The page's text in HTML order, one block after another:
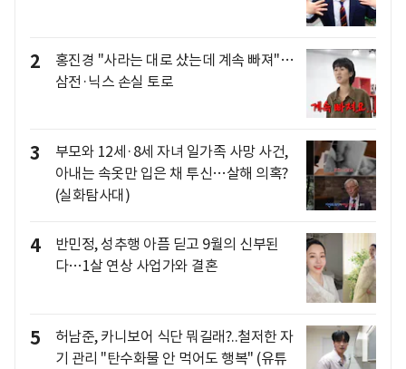
2
홍진경 "사라는 대로 샀는데 계속 빠져"…
삼전·닉스 손실 토로
3
부모와 12세·8세 자녀 일가족 사망 사건,
아내는 속옷만 입은 채 투신…살해 의혹?
(실화탐사대)
4
반민정, 성추행 아픔 딛고 9월의 신부된
다…1살 연상 사업가와 결혼
5
허남준, 카니보어 식단 뭐길래?..철저한 자
기 관리 "탄수화물 안 먹어도 행복" (유튜